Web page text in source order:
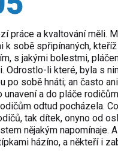
práce a kvaltování měli.
k sobě spřipínaných,
s jakými bolestmi,
Odrostlo-li které, byla s
po sobě hnáti; an často
a do pláče
odtud pocházela.
tak dítek, onyno od
nějakým napomínaje.
házíno, a někteří i